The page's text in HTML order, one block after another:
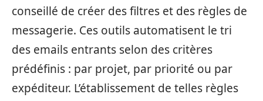
conseillé de créer des filtres et des règles de
messagerie. Ces outils automatisent le tri
des emails entrants selon des critères
prédéfinis : par projet, par priorité ou par
expéditeur. L’établissement de telles règles